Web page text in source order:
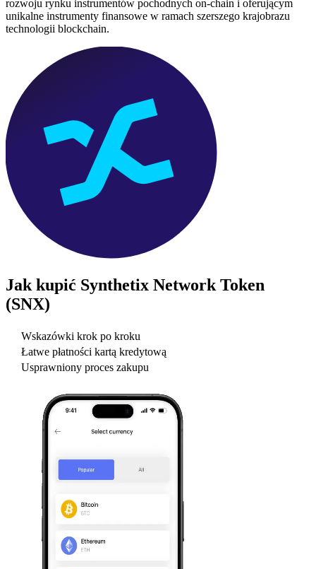
rozwoju rynku instrumentów pochodnych on-chain i oferującym
unikalne instrumenty finansowe w ramach szerszego krajobrazu
technologii blockchain.
Jak kupić Synthetix Network Token
(SNX)
Wskazówki krok po kroku
Łatwe płatności kartą kredytową
Usprawniony proces zakupu